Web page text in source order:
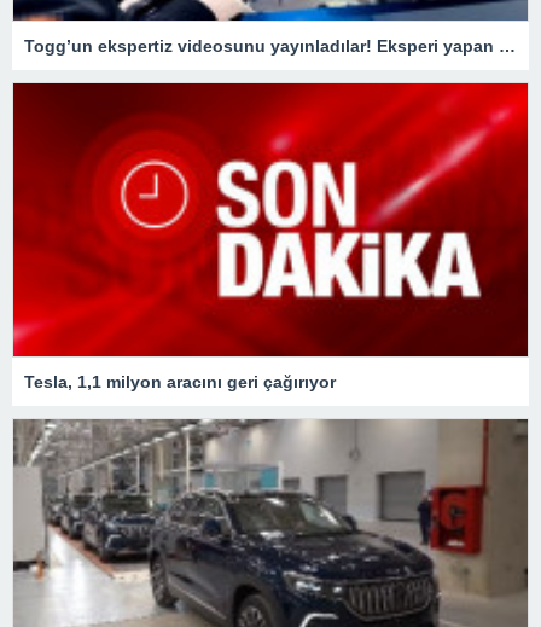
Togg’un ekspertiz videosunu yayınladılar! Eksperi yapan usta o detay karşısında şaştı kaldı
Tesla, 1,1 milyon aracını geri çağırıyor